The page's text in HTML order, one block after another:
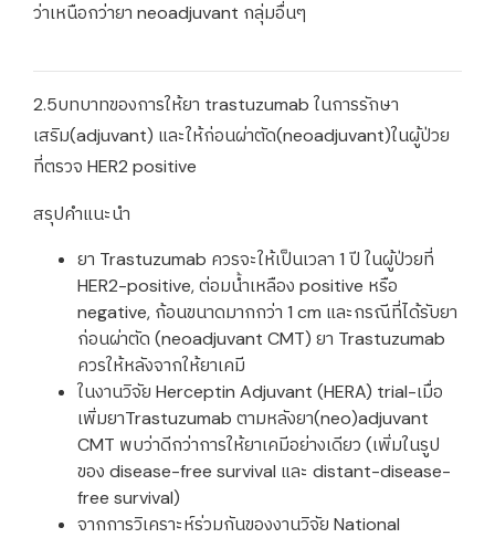
ว่าเหนือกว่ายา neoadjuvant กลุ่มอื่นๆ
2.5บทบาทของการให้ยา trastuzumab ในการรักษา
เสริม(adjuvant) และให้ก่อนผ่าตัด(neoadjuvant)ในผู้ป่วย
ที่ตรวจ HER2 positive
สรุปคำแนะนำ
ยา Trastuzumab ควรจะให้เป็นเวลา 1 ปี ในผู้ป่วยที่
HER2-positive, ต่อมน้ำเหลือง positive หรือ
negative, ก้อนขนาดมากกว่า 1 cm และกรณีที่ได้รับยา
ก่อนผ่าตัด (neoadjuvant CMT) ยา Trastuzumab
ควรให้หลังจากให้ยาเคมี
ในงานวิจัย Herceptin Adjuvant (HERA) trial-เมื่อ
เพิ่มยาTrastuzumab ตามหลังยา(neo)adjuvant
CMT พบว่าดีกว่าการให้ยาเคมีอย่างเดียว (เพิ่มในรูป
ของ disease-free survival และ distant-disease-
free survival)
จากการวิเคราะห์ร่วมกันของงานวิจัย National